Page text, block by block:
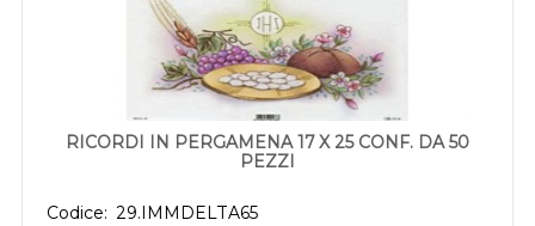
RICORDI IN PERGAMENA 17 X 25 CONF. DA 50
PEZZI
Codice: 29.IMMDELTA65